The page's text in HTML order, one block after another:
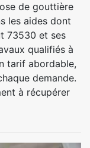
de gouttière
les aides dont
73530 et ses
qualifiés à
tarif abordable,
demande.
à récupérer